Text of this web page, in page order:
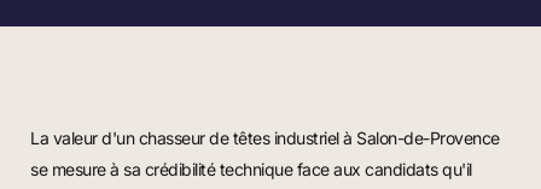
La valeur d'un chasseur de têtes industriel à Salon-de-Provence
se mesure à sa crédibilité technique face aux candidats qu'il